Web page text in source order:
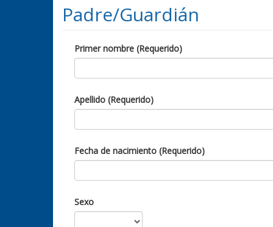
Padre/Guardián
Primer nombre (Requerido)
Apellido (Requerido)
Fecha de nacimiento (Requerido)
Sexo